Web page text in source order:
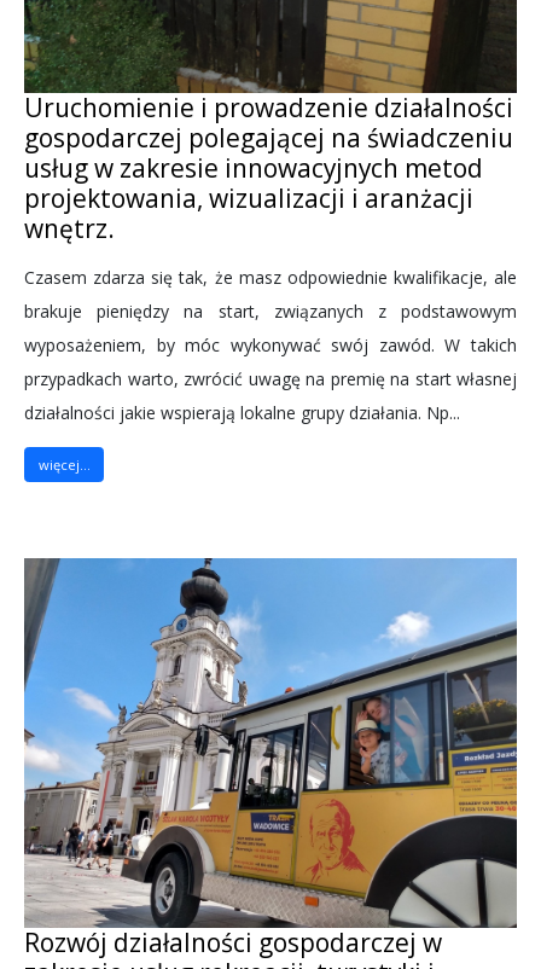
Uruchomienie i prowadzenie działalności
gospodarczej polegającej na świadczeniu
usług w zakresie innowacyjnych metod
projektowania, wizualizacji i aranżacji
wnętrz.
Czasem zdarza się tak, że masz odpowiednie kwalifikacje, ale
brakuje pieniędzy na start, związanych z podstawowym
wyposażeniem, by móc wykonywać swój zawód. W takich
przypadkach warto, zwrócić uwagę na premię na start własnej
działalności jakie wspierają lokalne grupy działania. Np...
więcej...
Rozwój działalności gospodarczej w